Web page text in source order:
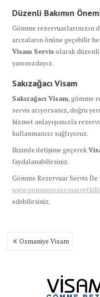
Düzenli Bakımın
Gömme rezervuarlarınızın
arızaların önüne geçebilir
Visam Servis olarak
yanınızdayız.
Sakızağacı Visam
Sakızağacı Visam, gömme
servis arıyorsanız, doğru
hizmet anlayışımızla
kullanmanızı sağlıyoruz.
Bizimle iletişime geçerek
faydalanabilirsiniz.
Gömme Rezervuar Servis
edebilirsiniz.
Yazı
gezinmesi
Osmaniye Visam